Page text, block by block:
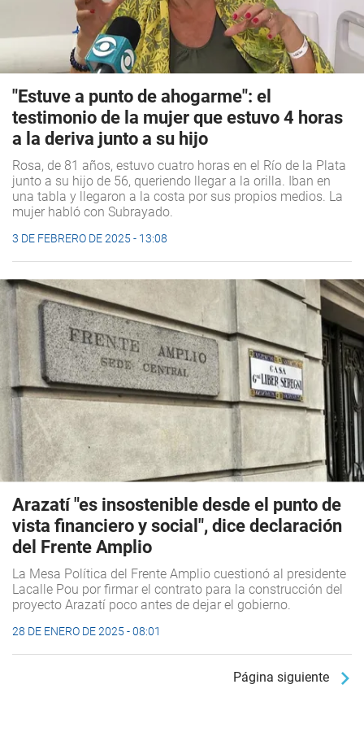
"Estuve a punto de ahogarme": el
testimonio de la mujer que estuvo 4 horas
a la deriva junto a su hijo
Rosa, de 81 años, estuvo cuatro horas en el Río de la Plata
junto a su hijo de 56, queriendo llegar a la orilla. Iban en
una tabla y llegaron a la costa por sus propios medios. La
mujer habló con Subrayado.
3 DE FEBRERO DE 2025 - 13:08
Arazatí "es insostenible desde el punto de
vista financiero y social", dice declaración
del Frente Amplio
La Mesa Política del Frente Amplio cuestionó al presidente
Lacalle Pou por firmar el contrato para la construcción del
proyecto Arazatí poco antes de dejar el gobierno.
28 DE ENERO DE 2025 - 08:01
Página siguiente